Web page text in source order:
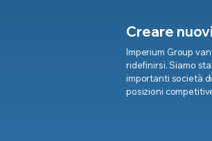
Creare
Imperium Group
ridefinirsi. Siamo
importanti società
posizioni